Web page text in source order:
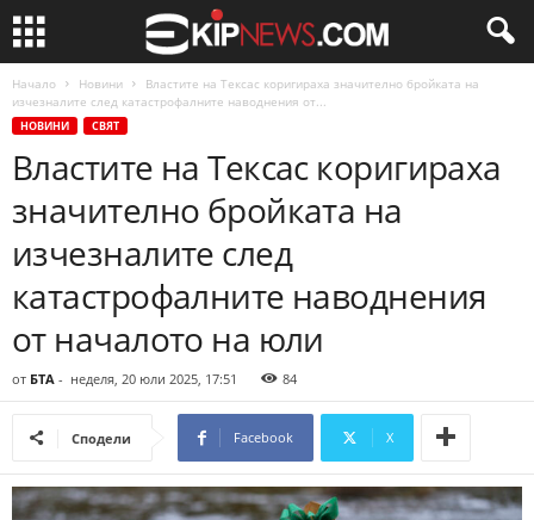
Начало Новини
Властите на Тексас коригираха значително бройката на
изчезналите след катастрофалните наводнения от...
НОВИНИ СВЯТ
Властите на Тексас коригираха
значително бройката на
изчезналите след
катастрофалните наводнения
от началото на юли
от БТА - неделя, 20 юли 2025, 17:51 84
Сподели Facebook X